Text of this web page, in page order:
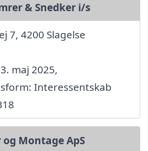
& Snedker i/s
7, 4200 Slagelse
maj 2025,
Interessentskab
og Montage ApS